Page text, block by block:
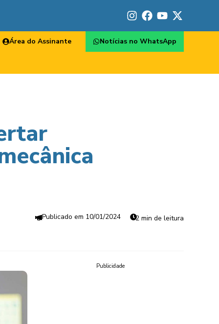
Área do Assinante Notícias no WhatsApp
10/01/2024 2 min de leitura
Publicidade